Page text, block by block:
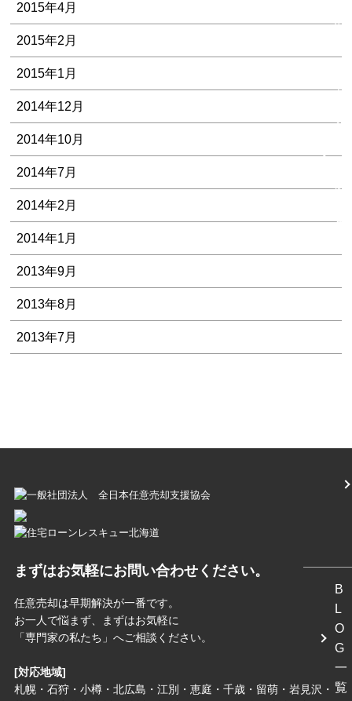
心
の
事
B
L
O
G
一
覧
2015年4月
2015年2月
2015年1月
2014年12月
2014年10月
2014年7月
2014年2月
2014年1月
2013年9月
2013年8月
2013年7月
まずはお気軽にお問い合わせください。
任意売却は早期解決が一番です。
お一人で悩まず、まずはお気軽に
「専門家の私たち」へご相談ください。
[対応地域]
札幌・石狩・小樽・北広島・江別・恵庭・千歳・留萌・岩見沢・